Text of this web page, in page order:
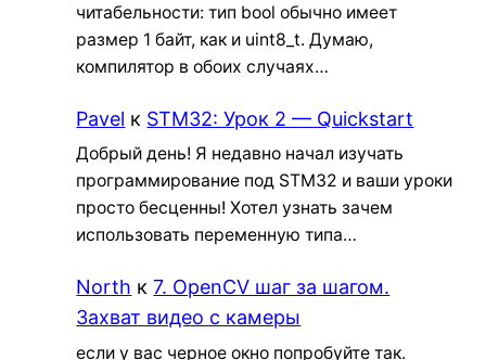
читабельности: тип bool обычно имеет
размер 1 байт, как и uint8_t. Думаю,
компилятор в обоих случаях…
Pavel к STM32: Урок 2 — Quickstart
Добрый день! Я недавно начал изучать
программирование под STM32 и ваши уроки
просто бесценны! Хотел узнать зачем
использовать переменную типа…
North к7. OpenCV шаг за шагом.
Захват видео с камеры
если у вас черное окно попробуйте так.